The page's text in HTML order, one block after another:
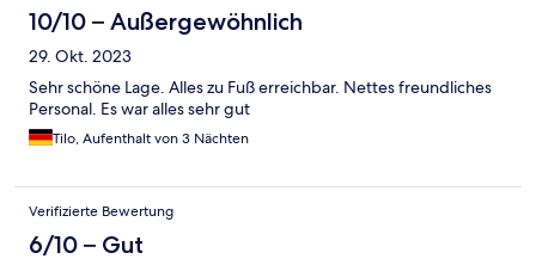
10/10 – Außergewöhnlich
29. Okt. 2023
Sehr schöne Lage. Alles zu Fuß erreichbar. Nettes freundliches
Personal. Es war alles sehr gut
Tilo, Aufenthalt von 3 Nächten
Verifizierte Bewertung
6/10 – Gut